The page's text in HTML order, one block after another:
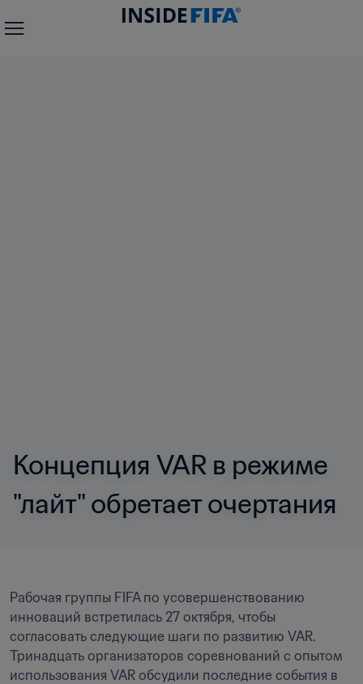
Концепция VAR в режиме
"лайт" обретает очертания
Рабочая группы FIFA по усовершенствованию
инноваций встретилась 27 октября, чтобы
согласовать следующие шаги по развитию VAR.
Тринадцать организаторов соревнований с опытом
использования VAR обсудили последние события в